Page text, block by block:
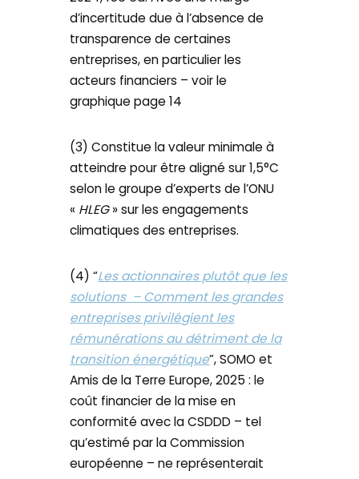
d’incertitude due à l’absence de
transparence de certaines
entreprises, en particulier les
acteurs financiers – voir le
graphique page 14
(3) Constitue la valeur minimale à
atteindre pour être aligné sur 1,5°C
selon le groupe d’experts de l’ONU
« HLEG» sur les engagements
climatiques des entreprises.
(4) “Les actionnaires plutôt que les
solutions – Comment les grandes
entreprises privilégient les
rémunérations au détriment de la
transition énergétique”, SOMO et
Amis de la Terre Europe, 2025 : le
coût financier de la mise en
conformité avec la CSDDD – tel
qu’estimé par la Commission
européenne – ne représenterait